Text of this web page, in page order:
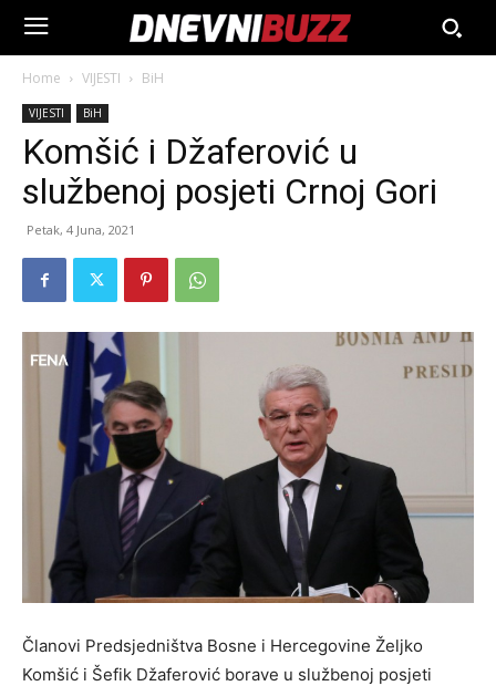
Home VIJESTI BiH
VIJESTI BiH
Komšić i Džaferović u
službenoj posjeti Crnoj Gori
Petak, 4 Juna, 2021
Članovi Predsjedništva Bosne i Hercegovine Željko
Komšić i Šefik Džaferović borave u službenoj posjeti